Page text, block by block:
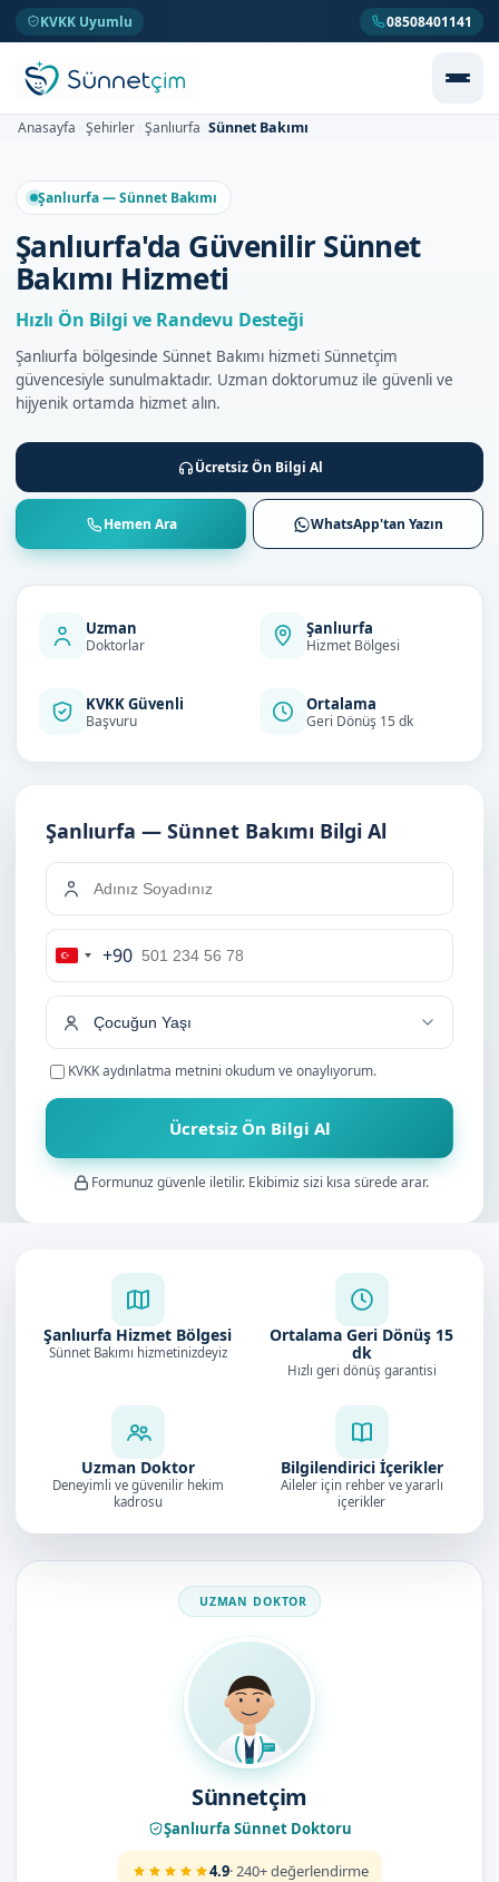
KVKK Uyumlu 08508401141
Anasayfa Şehirler Şanlıurfa Sünnet Bakımı
Şanlıurfa — Sünnet Bakımı
Şanlıurfa'da Güvenilir Sünnet
Bakımı Hizmeti
Hızlı Ön Bilgi ve Randevu Desteği
Şanlıurfa bölgesinde Sünnet Bakımı hizmeti Sünnetçim
güvencesiyle sunulmaktadır. Uzman doktorumuz ile güvenli ve
hijyenik ortamda hizmet alın.
Ücretsiz Ön Bilgi Al
Hemen Ara WhatsApp'tan Yazın
Uzman
Doktorlar
Şanlıurfa
Hizmet Bölgesi
KVKK Güvenli
Başvuru
Ortalama
Geri Dönüş 15 dk
Şanlıurfa — Sünnet Bakımı Bilgi Al
Turkey
+90
+90
KVKK aydınlatma metnini okudum ve onaylıyorum.
Ücretsiz Ön Bilgi Al
Formunuz güvenle iletilir. Ekibimiz sizi kısa sürede arar.
Şanlıurfa Hizmet Bölgesi
Sünnet Bakımı hizmetinizdeyiz
Ortalama Geri Dönüş 15
dk
Hızlı geri dönüş garantisi
Uzman Doktor
Deneyimli ve güvenilir hekim
kadrosu
Bilgilendirici İçerikler
Aileler için rehber ve yararlı
içerikler
Doktorumuz
Sünnetçim
Şanlıurfa Sünnet Doktoru
4.9· 240+ değerlendirme